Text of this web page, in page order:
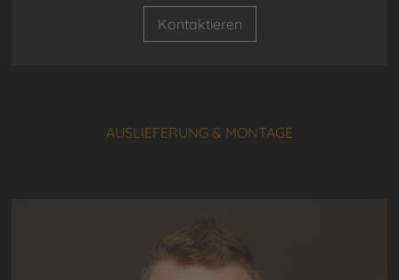
Kontaktieren
AUSLIEFERUNG & MONTAGE